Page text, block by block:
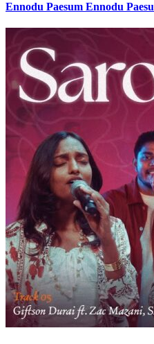
Ennodu Paesum Ennodu